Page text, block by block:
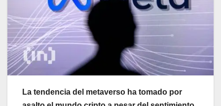
La tendencia del metaverso ha tomado por